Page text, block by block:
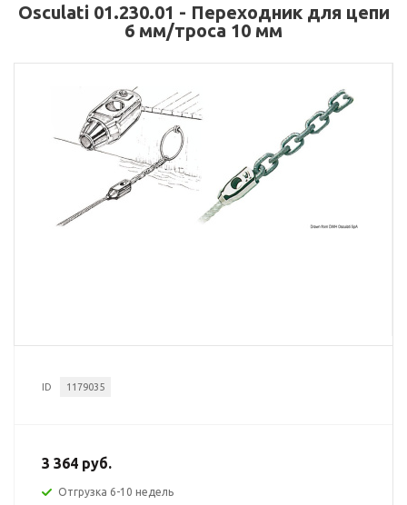
Osculati 01.230.01 - Переходник для цепи
6 мм/троса 10 мм
ID 1179035
3 364 руб.
Отгрузка 6-10 недель